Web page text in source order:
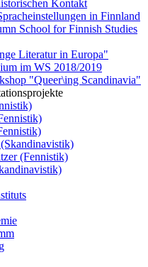
Kontakt
in Finnland
School for Finnish Studies
Literatur in Europa"
im WS 2018/2019
"Queer\ing Scandinavia"
(Fennistik)